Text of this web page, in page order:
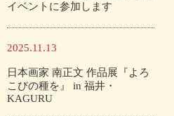
イベントに参加します
2025.11.13
日本画家 南正文 作品展『よろ
こびの種を』 in 福井・
KAGURU